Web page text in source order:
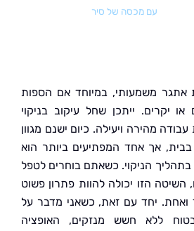
עם מכסה של סיר
במיוחד אם הספות
ייתכן שחל עיקוב בניקוי
ויעילה. כיום ישנם מגוון
אחד המפתיעים ביותר הוא
כשאתם בוחרים לטפל
יכולה להוות פתרון פשוט
עם זאת, כשאני מדבר על
חשש מנזקים, האופציה